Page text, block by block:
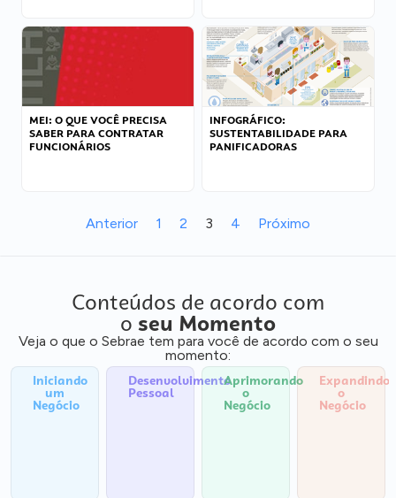
MEI: O QUE VOCÊ PRECISA
SABER PARA CONTRATAR
FUNCIONÁRIOS
INFOGRÁFICO:
SUSTENTABILIDADE PARA
PANIFICADORAS
Anterior 1 2 3 4 Próximo
Conteúdos de acordo com
o seu Momento
Veja o que o Sebrae tem para você de acordo com o seu
momento:
Iniciando
um
Negócio
Desenvolvimento
Pessoal
Aprimorando
o
Negócio
Expandindo
o
Negócio